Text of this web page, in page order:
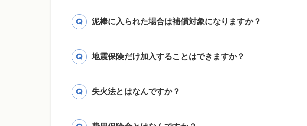
泥棒に入られた場合は補償対象になりますか？
地震保険だけ加入することはできますか？
失火法とはなんですか？